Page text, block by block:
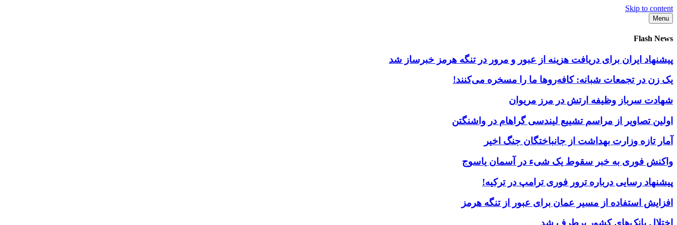
Skip to content
Menu
Flash News
پیشنهاد ایران برای دریافت هزینه از عبور و مرور در تنگه هرمز خبرساز شد
یک زن در تجمعات شبانه: کافه‌روها ما را مسخره می‌کنند!
شهادت سرباز وظیفه ارتش در مرز مریوان
اولین تصاویر از مراسم تشییع لیندسی گراهام در واشنگتن
آمار تازه وزارت بهداشت از جانباختگان جنگ اخیر
واکنش فوری به خبر سقوط یک شیء در آسمان یاسوج
پیشنهاد رسایی درباره ترور فوری ترامپ در ترکیه!
افزایش استفاده از مسیر عمان برای عبور از تنگه هرمز
اختلال بانک‌های کشور برطرف شد